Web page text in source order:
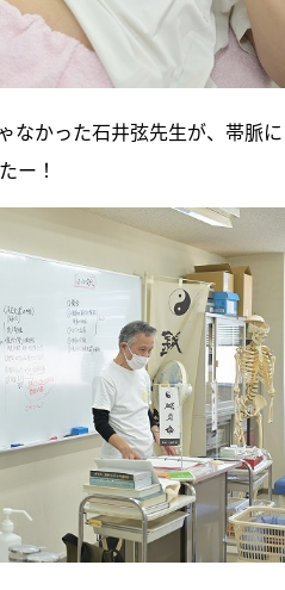
なかった石井弦先生が、帯脈に
ー！